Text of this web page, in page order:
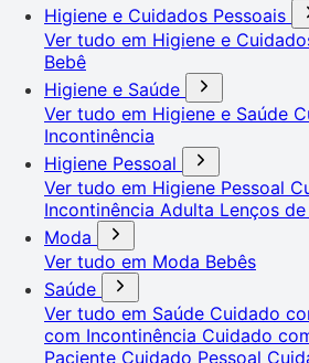
Higiene e Cuidados Pessoais
Ver tudo em Higiene e
Bebê
Higiene e Saúde
Ver tudo em Higiene e Saúde
Incontinência
Higiene Pessoal
Ver tudo em Higiene Pessoal
Incontinência Adulta Lenços
Moda
Ver tudo em Moda Bebês
Saúde
Ver tudo em Saúde Cuidado
com Incontinência Cuidado
Paciente Cuidado Pessoal